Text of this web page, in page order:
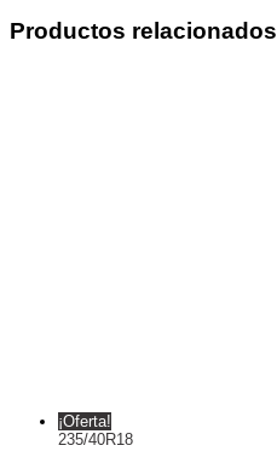
Productos relacionados
¡Oferta!
235/40R18